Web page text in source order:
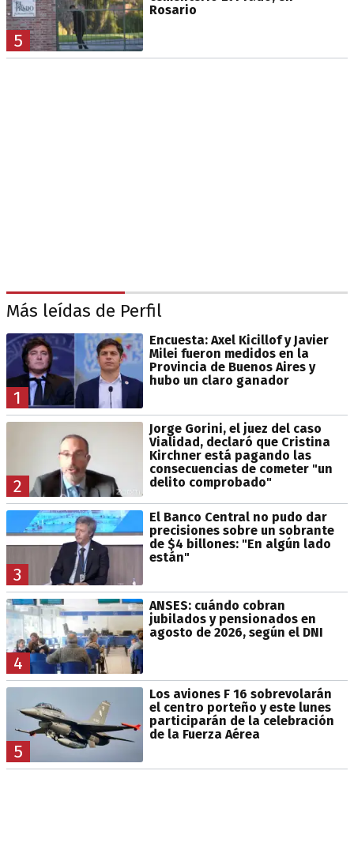
5
Rosario
Más leídas de Perfil
1
Encuesta: Axel Kicillof y Javier
Milei fueron medidos en la
Provincia de Buenos Aires y
hubo un claro ganador
2
Jorge Gorini, el juez del caso
Vialidad, declaró que Cristina
Kirchner está pagando las
consecuencias de cometer "un
delito comprobado"
3
El Banco Central no pudo dar
precisiones sobre un sobrante
de $4 billones: "En algún lado
están"
4
ANSES: cuándo cobran
jubilados y pensionados en
agosto de 2026, según el DNI
5
Los aviones F 16 sobrevolarán
el centro porteño y este lunes
participarán de la celebración
de la Fuerza Aérea